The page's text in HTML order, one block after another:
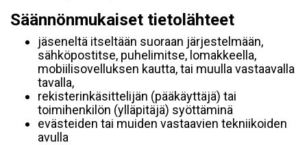
Säännönmukaiset tietolähteet
jäseneltä itseltään suoraan järjestelmään,
sähköpostitse, puhelimitse, lomakkeella,
mobiilisovelluksen kautta, tai muulla vastaavalla
tavalla,
rekisterinkäsittelijän (pääkäyttäjä) tai
toimihenkilön (ylläpitäjä) syöttäminä
evästeiden tai muiden vastaavien tekniikoiden
avulla